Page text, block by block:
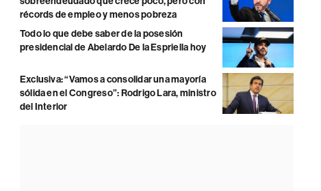
récords de empleo y menos pobreza
Todo lo que debe saber de la posesión
presidencial de Abelardo De la Espriella hoy
Exclusiva: “Vamos a consolidar una mayoría
sólida en el Congreso”: Rodrigo Lara, ministro
del Interior